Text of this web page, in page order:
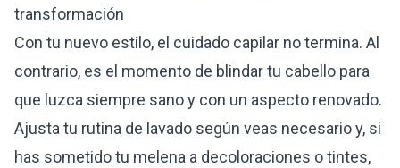
transformación
Con tu nuevo estilo, el cuidado capilar no termina. Al
contrario, es el momento de blindar tu cabello para
que luzca siempre sano y con un aspecto renovado.
Ajusta tu rutina de lavado según veas necesario y, si
has sometido tu melena a decoloraciones o tintes,